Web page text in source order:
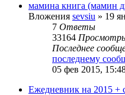
мамина книга (мамин
Вложения sevsiu » 19
7 Ответы
33164
Последнее
последнему
05 фев 2015,
Ежедневник на 2015 +